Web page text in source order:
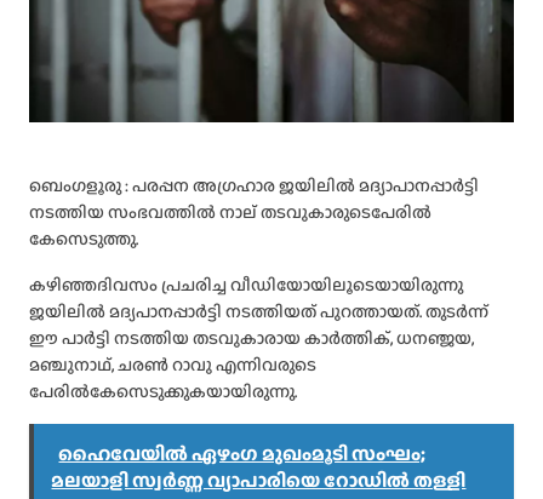
ബെംഗളൂരു : പരപ്പന അഗ്രഹാര ജയിലിൽ മദ്യാപാനപ്പാർട്ടി
നടത്തിയ സംഭവത്തിൽ നാല് തടവുകാരുടെപേരിൽ
കേസെടുത്തു.
കഴിഞ്ഞദിവസം പ്രചരിച്ച വീഡിയോയിലൂടെയായിരുന്നു
ജയിലിൽ മദ്യപാനപ്പാർട്ടി നടത്തിയത് പുറത്തായത്. തുടർന്ന്
ഈ പാർട്ടി നടത്തിയ തടവുകാരായ കാർത്തിക്, ധനഞ്ജയ,
മഞ്ചുനാഥ്, ചരൺ റാവു എന്നിവരുടെ
പേരിൽകേസെടുക്കുകയായിരുന്നു.
ഹൈവേയിൽ ഏഴംഗ മുഖംമൂടി സംഘം;
മലയാളി സ്വർണ്ണ വ്യാപാരിയെ റോഡിൽ തള്ളി